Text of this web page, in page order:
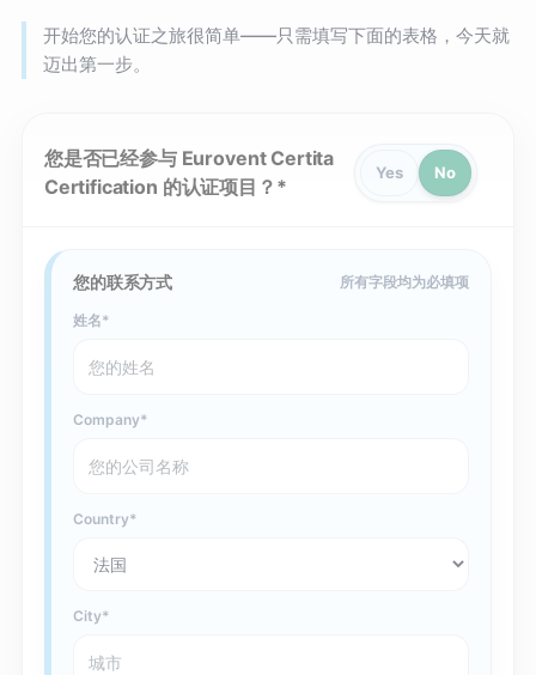
开始您的认证之旅很简单——只需填写下面的表格，今天就
迈出第一步。
您是否已经参与 Eurovent Certita
Certification 的认证项目？
Yes No
您的联系方式 所有字段均为必填项
姓名
Company
Country
City